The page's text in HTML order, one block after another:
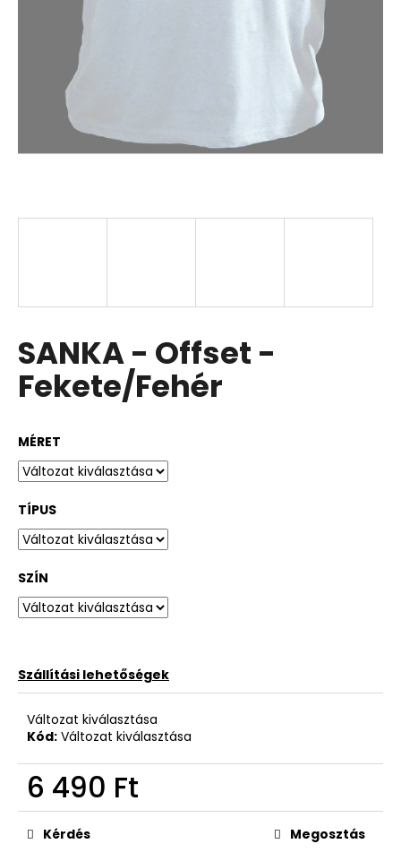
SANKA - Offset -
Fekete/Fehér
MÉRET
TÍPUS
SZÍN
Szállítási lehetőségek
Változat kiválasztása
Kód: Változat kiválasztása
6 490 Ft
Egységár:
Kérdés Megosztás